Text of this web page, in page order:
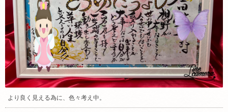
より良く見える為に、色々考え中。